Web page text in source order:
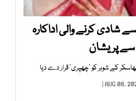
شادی کرنے والی اداکارہ
سے پریشان
کے شوہر کو ’چھپری‘ قرار دے دیا